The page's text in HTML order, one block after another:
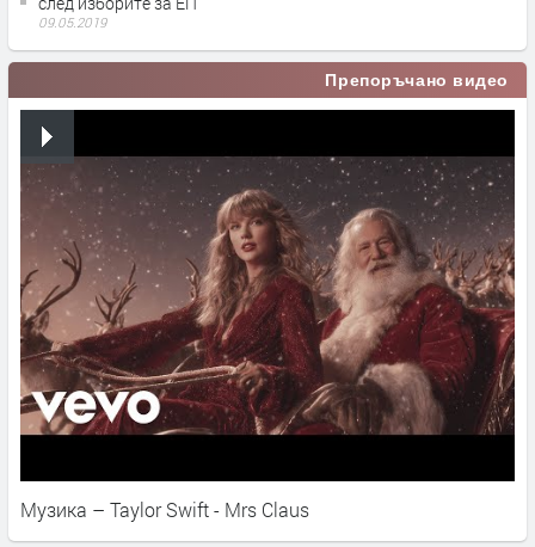
09.05.2019
Препоръчано видео
Музика – Taylor Swift - Mrs Claus